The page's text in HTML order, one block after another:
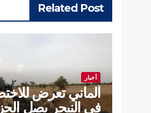
Related Post
أخبار
ألماني تعرض
في النيجر يصل